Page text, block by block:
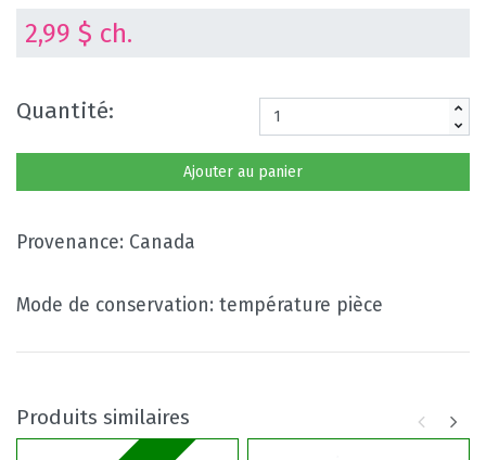
2,99 $ ch.
Quantité:
Ajouter au panier
Provenance: Canada
Mode de conservation: température pièce
Produits similaires